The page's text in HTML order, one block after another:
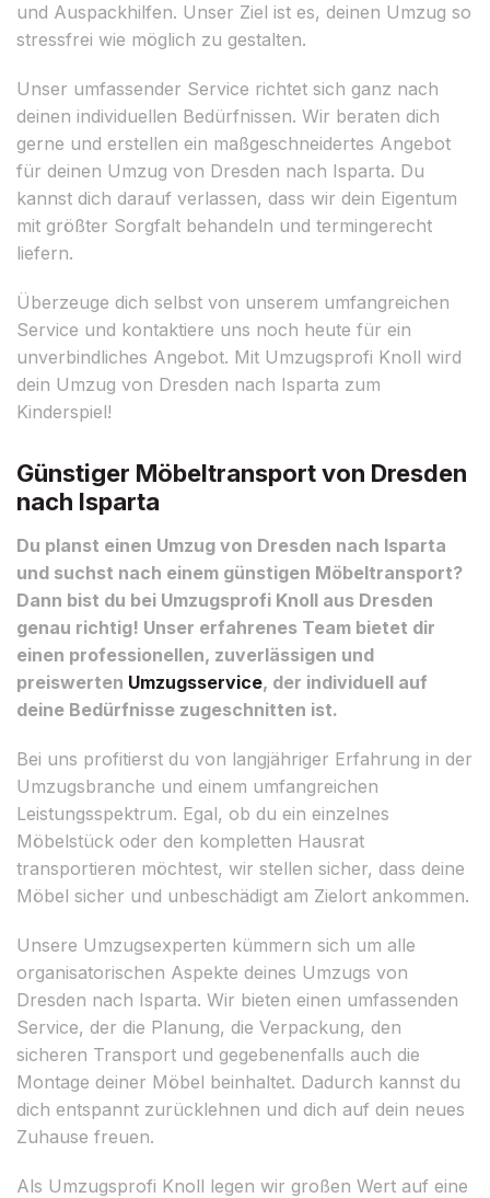
und Auspackhilfen. Unser Ziel ist es, deinen Umzug so
stressfrei wie möglich zu gestalten.
Unser umfassender Service richtet sich ganz nach
deinen individuellen Bedürfnissen. Wir beraten dich
gerne und erstellen ein maßgeschneidertes Angebot
für deinen Umzug von Dresden nach Isparta. Du
kannst dich darauf verlassen, dass wir dein Eigentum
mit größter Sorgfalt behandeln und termingerecht
liefern.
Überzeuge dich selbst von unserem umfangreichen
Service und kontaktiere uns noch heute für ein
unverbindliches Angebot. Mit Umzugsprofi Knoll wird
dein Umzug von Dresden nach Isparta zum
Kinderspiel!
Günstiger Möbeltransport von Dresden
nach Isparta
Du planst einen Umzug von Dresden nach Isparta
und suchst nach einem günstigen Möbeltransport?
Dann bist du bei Umzugsprofi Knoll aus Dresden
genau richtig! Unser erfahrenes Team bietet dir
einen professionellen, zuverlässigen und
preiswerten Umzugsservice, der individuell auf
deine Bedürfnisse zugeschnitten ist.
Bei uns profitierst du von langjähriger Erfahrung in der
Umzugsbranche und einem umfangreichen
Leistungsspektrum. Egal, ob du ein einzelnes
Möbelstück oder den kompletten Hausrat
transportieren möchtest, wir stellen sicher, dass deine
Möbel sicher und unbeschädigt am Zielort ankommen.
Unsere Umzugsexperten kümmern sich um alle
organisatorischen Aspekte deines Umzugs von
Dresden nach Isparta. Wir bieten einen umfassenden
Service, der die Planung, die Verpackung, den
sicheren Transport und gegebenenfalls auch die
Montage deiner Möbel beinhaltet. Dadurch kannst du
dich entspannt zurücklehnen und dich auf dein neues
Zuhause freuen.
Als Umzugsprofi Knoll legen wir großen Wert auf eine